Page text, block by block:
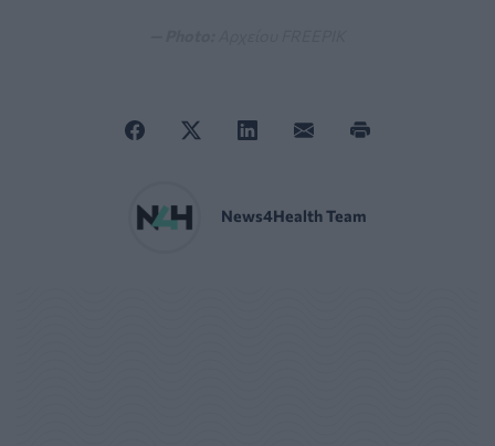
News4Health Team